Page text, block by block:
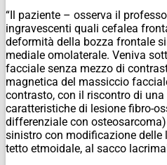
“Il paziente – osserva il
ingravescenti quali cefalea
deformità della bozza frontale
mediale omolaterale. Veniva
facciale senza mezzo di
magnetica del massiccio
contrasto, con il riscontro di
caratteristiche di lesione fibro-
differenziale con
sinistro con modificazione delle
tetto etmoidale, al sacco